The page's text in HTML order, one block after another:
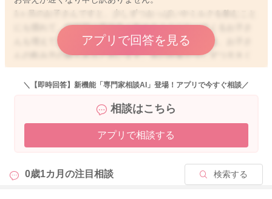
1ヶ月のお子さんですと、少しずつおっぱいやミルクを飲むこと
にも慣れて、短時間で要領良く飲めるようになってくるお子さ
んも増えてきますね。吐き戻しをしやすいかどうかは、お子さ
んの飲み方の癖もあると思います。胃の容量が少しずつ大きく
なってきて、たくさん飲めるようになってくると、その分空気
も飲み込みやすくなります。また、まだお子さんご自身の満腹
もあります。おっぱいはどれくらい飲めているか分かりません
が、もしかすると、おっぱいの分泌もアップしてきていて、今
までと同じミルクの量だったとしても、おっぱいの分が増え
かもしれませんね。お子さんの胃の中は、授乳をしたり泣いた
りすると、容易に空気がたまります。ゲップをしていても、必
アプリで回答を見る
＼【即時回答】新機能「専門家相談AI」登場！アプリで今すぐ相談／
相談はこちら
アプリで相談する
0歳1カ月の注目相談 検索する